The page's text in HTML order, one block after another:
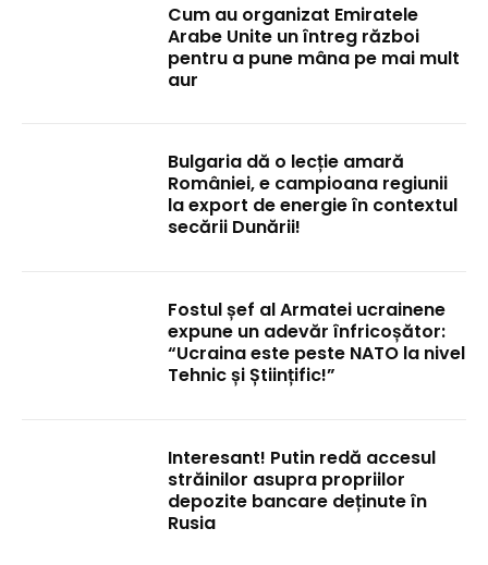
Cum au organizat Emiratele
Arabe Unite un întreg război
pentru a pune mâna pe mai mult
aur
Bulgaria dă o lecție amară
României, e campioana regiunii
la export de energie în contextul
secării Dunării!
Fostul șef al Armatei ucrainene
expune un adevăr înfricoșător:
“Ucraina este peste NATO la nivel
Tehnic și Științific!”
Interesant! Putin redă accesul
străinilor asupra propriilor
depozite bancare deținute în
Rusia